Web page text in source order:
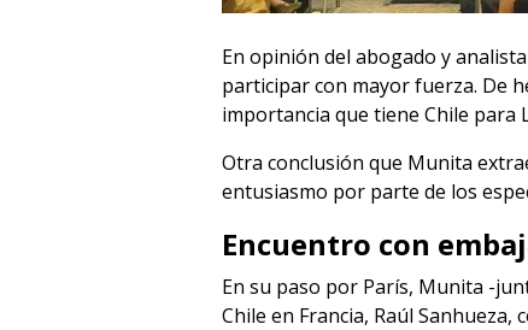
En opinión del abogado y
participar con mayor fuerza. De
importancia que tiene Chile para
Otra conclusión que Munita
entusiasmo por parte de los
Encuentro con
En su paso por París, Munita -
Chile en Francia, Raúl